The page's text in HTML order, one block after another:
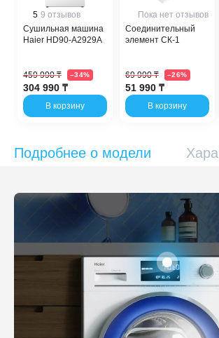
5 9 отзывов
Сушильная машина
Haier HD90-A2929A
304 990 ₸
459 990 ₸ –34%
В корзину
Пока нет отзывов
Соединительный
элемент СК-1
51 990 ₸
69 990 ₸ –26%
В корзину
Подробнее о модели